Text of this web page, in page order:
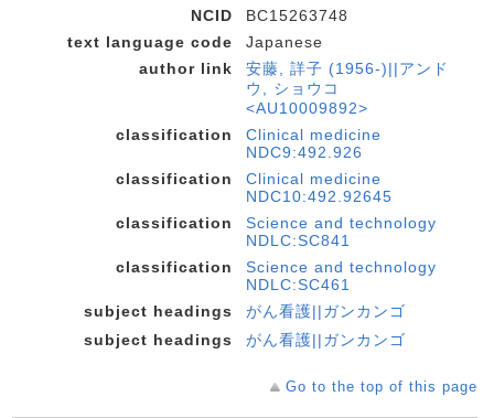
NCID
BC15263748
text language code
Japanese
author link
安藤, 詳子 (1956-)||アンド
ウ, ショウコ
<AU10009892>
classification
Clinical medicine
NDC9:492.926
classification
Clinical medicine
NDC10:492.92645
classification
Science and technology
NDLC:SC841
classification
Science and technology
NDLC:SC461
subject headings
がん看護||ガンカンゴ
subject headings
がん看護||ガンカンゴ
Go to the top of this page